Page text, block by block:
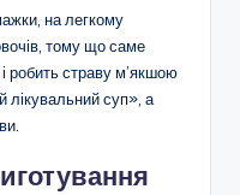
на легкому
тому що саме
робить страву м’якшою
лікувальний суп», а